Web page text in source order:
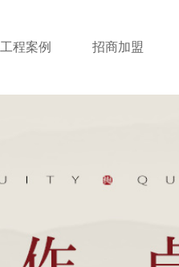
工程案例 招商加盟